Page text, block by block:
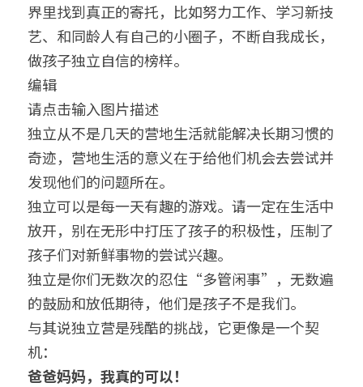
界里找到真正的寄托，比如努力工作、学习新技
艺、和同龄人有自己的小圈子，不断自我成长，
做孩子独立自信的榜样。
编辑
请点击输入图片描述
独立从不是几天的营地生活就能解决长期习惯的
奇迹，营地生活的意义在于给他们机会去尝试并
发现他们的问题所在。
独立可以是每一天有趣的游戏。请一定在生活中
放开，别在无形中打压了孩子的积极性，压制了
孩子们对新鲜事物的尝试兴趣。
独立是你们无数次的忍住“多管闲事”，无数遍
的鼓励和放低期待，他们是孩子不是我们。
与其说独立营是残酷的挑战，它更像是一个契
机：
爸爸妈妈，我真的可以！